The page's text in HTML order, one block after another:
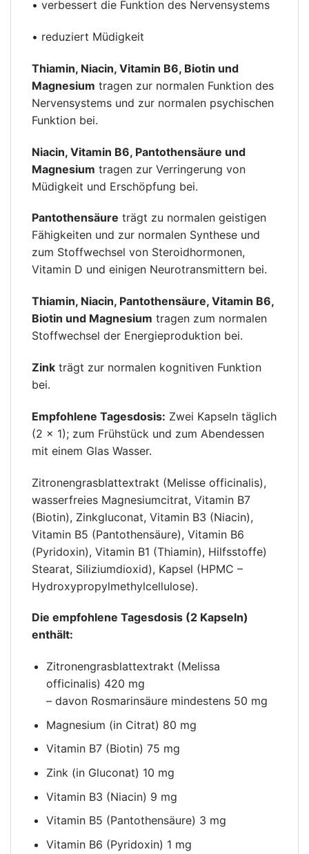
• verbessert die Funktion des Nervensystems
• reduziert Müdigkeit
Thiamin, Niacin, Vitamin B6, Biotin und
Magnesium tragen zur normalen Funktion des
Nervensystems und zur normalen psychischen
Funktion bei.
Niacin, Vitamin B6, Pantothensäure und
Magnesium tragen zur Verringerung von
Müdigkeit und Erschöpfung bei.
Pantothensäure trägt zu normalen geistigen
Fähigkeiten und zur normalen Synthese und
zum Stoffwechsel von Steroidhormonen,
Vitamin D und einigen Neurotransmittern bei.
Thiamin, Niacin, Pantothensäure, Vitamin B6,
Biotin und Magnesium tragen zum normalen
Stoffwechsel der Energieproduktion bei.
Zink trägt zur normalen kognitiven Funktion
bei.
Empfohlene Tagesdosis: Zwei Kapseln täglich
(2 × 1); zum Frühstück und zum Abendessen
mit einem Glas Wasser.
Zitronengrasblattextrakt (Melisse officinalis),
wasserfreies Magnesiumcitrat, Vitamin B7
(Biotin), Zinkgluconat, Vitamin B3 (Niacin),
Vitamin B5 (Pantothensäure), Vitamin B6
(Pyridoxin), Vitamin B1 (Thiamin), Hilfsstoffe)
Stearat, Siliziumdioxid), Kapsel (HPMC –
Hydroxypropylmethylcellulose).
Die empfohlene Tagesdosis (2 Kapseln)
enthält:
Zitronengrasblattextrakt (Melissa
officinalis) 420 mg
– davon Rosmarinsäure mindestens 50 mg
Magnesium (in Citrat) 80 mg
Vitamin B7 (Biotin) 75 mg
Zink (in Gluconat) 10 mg
Vitamin B3 (Niacin) 9 mg
Vitamin B5 (Pantothensäure) 3 mg
Vitamin B6 (Pyridoxin) 1 mg